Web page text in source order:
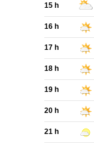
15 h
16 h
17 h
18 h
19 h
20 h
21 h